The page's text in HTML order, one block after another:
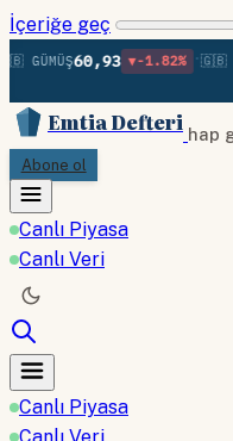
İçeriğe geç
GÜMÜŞ60,93 ▼-1.82% •🇬🇧
Emtia Defteri hap
Abone ol
Canlı Piyasa
Canlı Veri
Canlı Piyasa